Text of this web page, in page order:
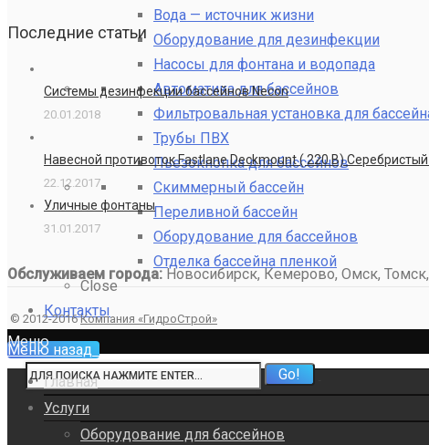
Вода — источник жизни
Оборудование для дезинфекции
Насосы для фонтана и водопада
Автоматика для бассейнов
Фильтровальная установка для
Трубы ПВХ
Пьезокнопка для бассейнов
Скиммерный бассейн
Переливной бассейн
Оборудование для бассейнов
Отделка бассейна пленкой
Close
Контакты
Меню назад
Последние статьи
Системы дезинфекции бассейнов Necon
20.01.2018
Навесной противоток Fastlane Deckmount ( 220 В)
22.12.2017
Уличные фонтаны
31.01.2017
Обслуживаем города: Новосибирск, Кемерово, Омск,
© 2012-2016Компания «ГидроСтрой»
Меню
Главная
Услуги
Оборудование для бассейнов